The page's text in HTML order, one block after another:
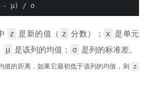
- μ) / σ
z 是新的值（ z 分数）； x
是单元
μ 是该列的均值； σ 是列的标准差。
值的距离，如果它最初低于该列的均值，则 z